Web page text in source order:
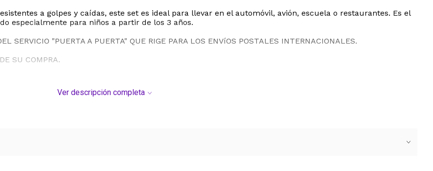
a golpes y caídas, este set es ideal para llevar en el automóvil, avión, escuela o restaurantes. Es el
especialmente para niños a partir de los 3 años.
SERVICIO "PUERTA A PUERTA" QUE RIGE PARA LOS ENVíOS POSTALES INTERNACIONALES.
SU COMPRA.
Ver descripción completa